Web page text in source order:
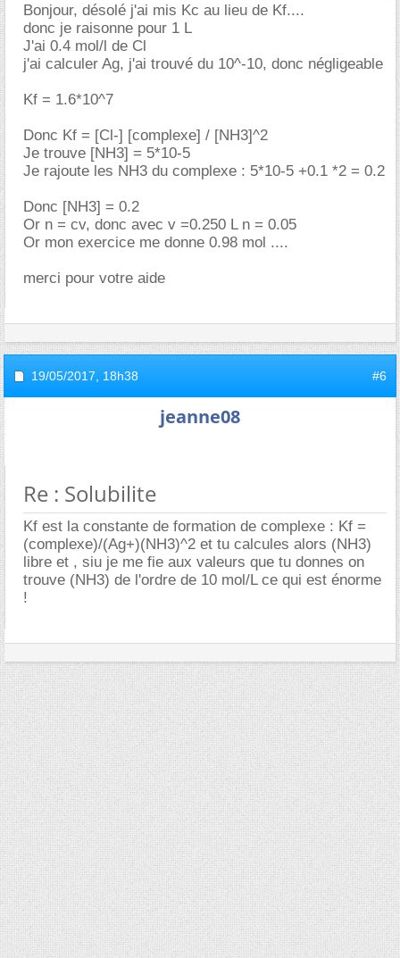
Bonjour, désolé j'ai mis Kc au lieu de Kf....
donc je raisonne pour 1 L
J'ai 0.4 mol/l de Cl
j'ai calculer Ag, j'ai trouvé du 10^-10, donc négligeable
Kf = 1.6*10^7
Donc Kf = [Cl-] [complexe] / [NH3]^2
Je trouve [NH3] = 5*10-5
Je rajoute les NH3 du complexe : 5*10-5 +0.1 *2 = 0.2
Donc [NH3] = 0.2
Or n = cv, donc avec v =0.250 L n = 0.05
Or mon exercice me donne 0.98 mol ....
merci pour votre aide
19/05/2017, 18h38 #6
jeanne08
Re : Solubilite
Kf est la constante de formation de complexe : Kf =
(complexe)/(Ag+)(NH3)^2 et tu calcules alors (NH3)
libre et , siu je me fie aux valeurs que tu donnes on
trouve (NH3) de l'ordre de 10 mol/L ce qui est énorme
!